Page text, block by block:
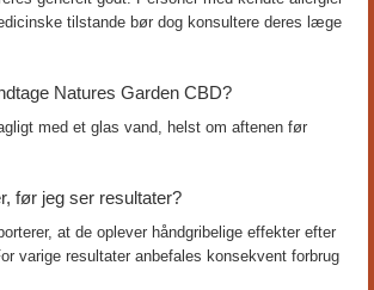
tilstande bør dog konsultere deres læge
Natures Garden CBD?
med et glas vand, helst om aftenen før
før jeg ser resultater?
at de oplever håndgribelige effekter efter
varige resultater anbefales konsekvent forbrug